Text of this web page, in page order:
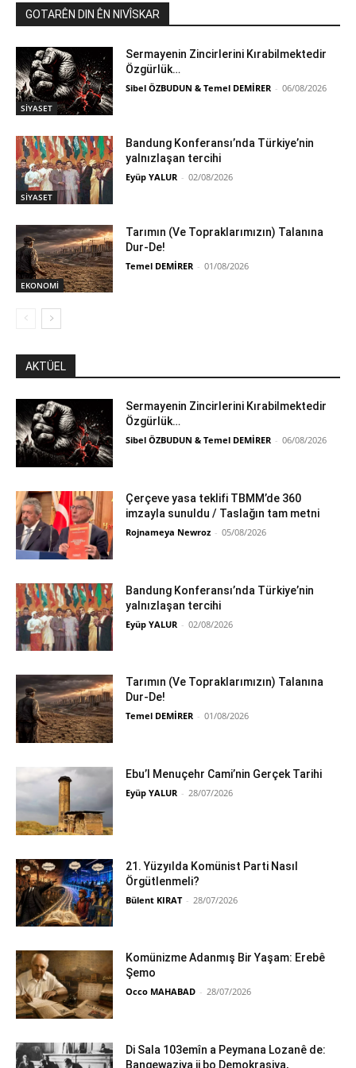
GOTARÊN DIN ÊN NIVÎSKAR
SİYASET
Sermayenin Zincirlerini Kırabilmektedir
Özgürlük…
Sibel ÖZBUDUN & Temel DEMİRER - 06/08/2026
SİYASET
Bandung Konferansı’nda Türkiye’nin
yalnızlaşan tercihi
Eyüp YALUR - 02/08/2026
EKONOMİ
Tarımın (Ve Topraklarımızın) Talanına
Dur-De!
Temel DEMİRER - 01/08/2026
AKTÜEL
Sermayenin Zincirlerini Kırabilmektedir
Özgürlük…
Sibel ÖZBUDUN & Temel DEMİRER - 06/08/2026
Çerçeve yasa teklifi TBMM’de 360
imzayla sunuldu / Taslağın tam metni
Rojnameya Newroz - 05/08/2026
Bandung Konferansı’nda Türkiye’nin
yalnızlaşan tercihi
Eyüp YALUR - 02/08/2026
Tarımın (Ve Topraklarımızın) Talanına
Dur-De!
Temel DEMİRER - 01/08/2026
Ebu’l Menuçehr Cami’nin Gerçek Tarihi
Eyüp YALUR - 28/07/2026
21. Yüzyılda Komünist Parti Nasıl
Örgütlenmeli?
Bülent KIRAT - 28/07/2026
Komünizme Adanmış Bir Yaşam: Erebê
Şemo
Occo MAHABAD - 28/07/2026
Di Sala 103emîn a Peymana Lozanê de:
Bangewaziya ji bo Demokrasiya,